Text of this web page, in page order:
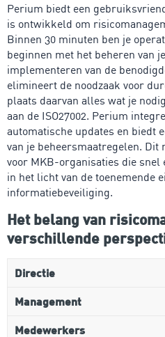
Perium biedt een
is ontwikkeld om
Binnen 30 minuten ben je
beginnen met het beheren van
implementeren van de
elimineert de noodzaak voor
plaats daarvan alles wat je
aan de ISO27002. Perium
automatische updates en biedt
van je beheersmaatregelen. Dit
voor MKB-organisaties die
in het licht van de toenemende
informatiebeveiliging.
Het belang van
verschillende
Directie
Management
Medewerkers